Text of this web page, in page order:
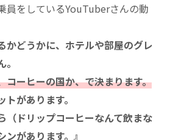
員をしているYouTuberさんの動
かどうかに、ホテルや部屋のグレ
コーヒーの国か、で決まります。
があります。
（ドリップコーヒーなんて飲まな
があります。』